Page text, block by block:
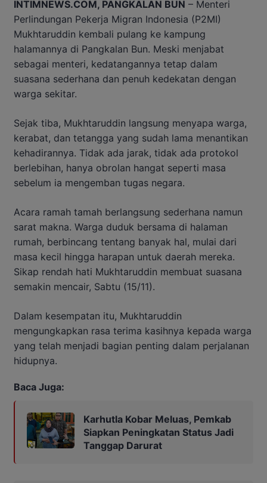
INTIMNEWS.COM, PANGKALAN BUN – Menteri
Perlindungan Pekerja Migran Indonesia (P2MI)
Mukhtaruddin kembali pulang ke kampung
halamannya di Pangkalan Bun. Meski menjabat
sebagai menteri, kedatangannya tetap dalam
suasana sederhana dan penuh kedekatan dengan
warga sekitar.
Sejak tiba, Mukhtaruddin langsung menyapa warga,
kerabat, dan tetangga yang sudah lama menantikan
kehadirannya. Tidak ada jarak, tidak ada protokol
berlebihan, hanya obrolan hangat seperti masa
sebelum ia mengemban tugas negara.
Acara ramah tamah berlangsung sederhana namun
sarat makna. Warga duduk bersama di halaman
rumah, berbincang tentang banyak hal, mulai dari
masa kecil hingga harapan untuk daerah mereka.
Sikap rendah hati Mukhtaruddin membuat suasana
semakin mencair, Sabtu (15/11).
Dalam kesempatan itu, Mukhtaruddin
mengungkapkan rasa terima kasihnya kepada warga
yang telah menjadi bagian penting dalam perjalanan
hidupnya.
Baca Juga:
Karhutla Kobar Meluas, Pemkab
Siapkan Peningkatan Status Jadi
Tanggap Darurat